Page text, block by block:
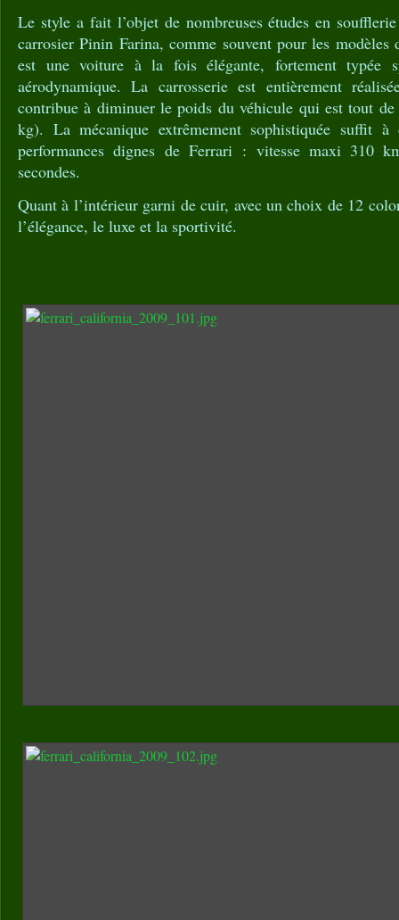
Le style a fait l’objet de nombreuses études en
carrosier Pinin Farina, comme souvent pour les
est une voiture à la fois élégante, fortement typée
aérodynamique. La carrosserie est entièrement
contribue à diminuer le poids du véhicule qui est tout de
kg). La mécanique extrêmement sophistiquée suffit
performances dignes de Ferrari : vitesse maxi 310
secondes.
Quant à l’intérieur garni de cuir, avec un choix de 12
l’élégance, le luxe et la sportivité.